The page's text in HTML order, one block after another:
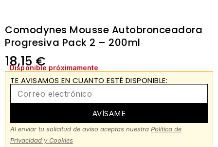
Comodynes Mousse Autobronceadora
Progresiva Pack 2 – 200ml
18,15€
Disponible próximamente
TE AVISAMOS EN CUANTO ESTÉ DISPONIBLE:
AVÍSAME
Al enviar tu solicitud de aviso aceptas nuestra Política de
Privacidad y Cookies